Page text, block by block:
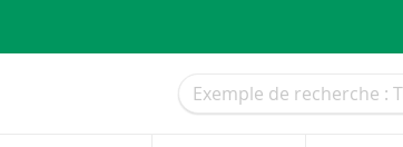
Recherche
Recherche